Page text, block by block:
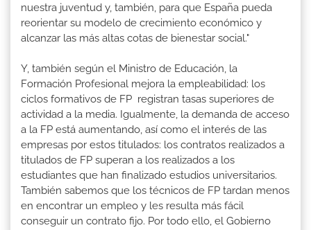
nuestra juventud y, también, para que España pueda
reorientar su modelo de crecimiento económico y
alcanzar las más altas cotas de bienestar social."
Y, también según el Ministro de Educación, la
Formación Profesional mejora la empleabilidad: los
ciclos formativos de FP registran tasas superiores de
actividad a la media. Igualmente, la demanda de acceso
a la FP está aumentando, así como el interés de las
empresas por estos titulados: los contratos realizados a
titulados de FP superan a los realizados a los
estudiantes que han finalizado estudios universitarios.
También sabemos que los técnicos de FP tardan menos
en encontrar un empleo y les resulta más fácil
conseguir un contrato fijo. Por todo ello, el Gobierno